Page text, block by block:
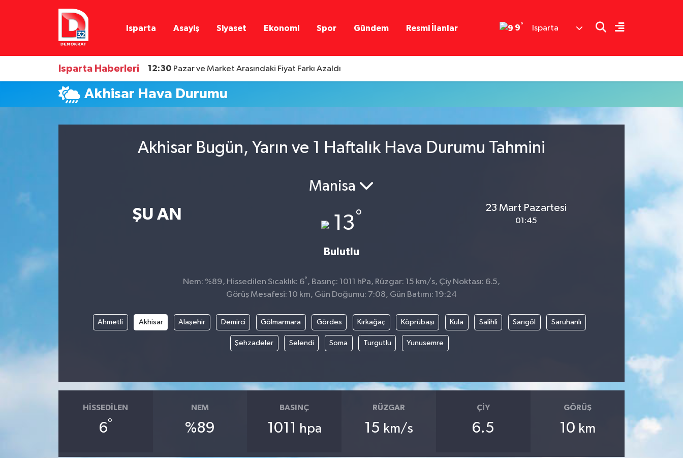
Isparta Asayiş Siyaset Ekonomi Spor Gündem Resmi İlanlar 9° Isparta
Isparta Haberleri 12:30 Pazar ve Market Arasındaki Fiyat Farkı Azaldı
Akhisar Hava Durumu
Akhisar Bugün, Yarın ve 1 Haftalık Hava Durumu Tahmini
ŞU AN
Manisa
13°
Bulutlu
23 Mart Pazartesi
01:45
Nem: %89, Hissedilen Sıcaklık: 6°, Basınç: 1011 hPa, Rüzgar: 15 km/s, Çiy Noktası: 6.5,
Görüş Mesafesi: 10 km, Gün Doğumu: 7:08, Gün Batımı: 19:24
Ahmetli Akhisar Alaşehir Demirci Gölmarmara Gördes Kırkağaç Köprübaşı Kula Salihli Sarıgöl Saruhanlı
Şehzadeler Selendi Soma Turgutlu Yunusemre
HISSEDILEN
6°
NEM
%89
BASINÇ
1011 hpa
RÜZGAR
15 km/s
ÇIY
6.5
GÖRÜŞ
10 km
Isparta Nöbetçi Eczaneler
Isparta Hava Durumu
Isparta Namaz Vakitleri
Süper Lig Puan Durumu ve Fikstür
Son Dakika Haberleri